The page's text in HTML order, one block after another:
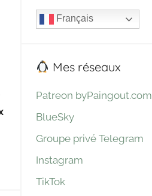
Français
Mes réseaux
Patreon byPaingout.com
BlueSky
Groupe privé Telegram
Instagram
TikTok